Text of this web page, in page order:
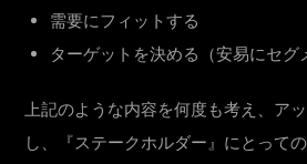
需要にフィットする
ターゲットを決める（安易にセグ
上記のような内容を何度も考え、ア
し、『ステークホルダー』にとって